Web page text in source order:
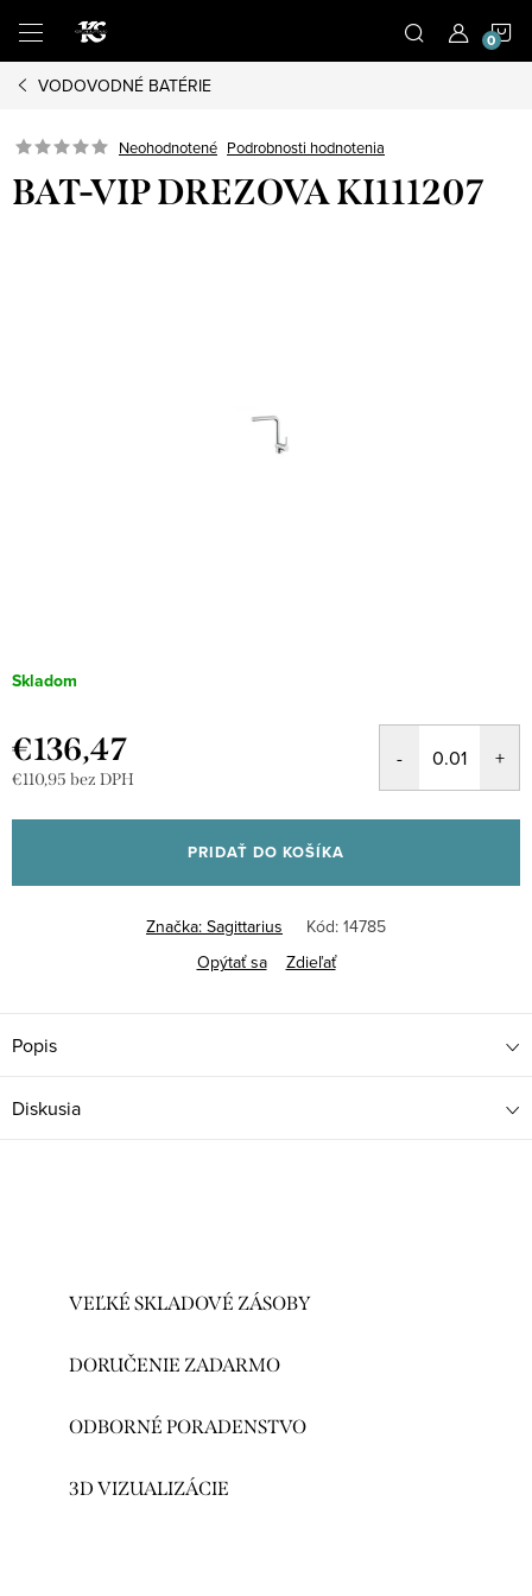
obsah
VODOVODNÉ BATÉRIE
Neohodnotené Podrobnosti hodnotenia
BAT-VIP DREZOVA KI111207
Skladom
€136,47
€110,95 bez DPH
cena:
PRIDAŤ DO KOŠÍKA
Značka: Sagittarius Kód: 14785
Opýtať sa
Zdieľať
Popis
Diskusia
VEĽKÉ SKLADOVÉ ZÁSOBY
DORUČENIE ZADARMO
ODBORNÉ PORADENSTVO
3D VIZUALIZÁCIE